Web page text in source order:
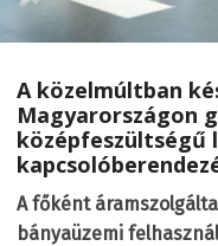
A közelmúltban
Magyarországon
középfeszültségű
A főként
bányaüzemi